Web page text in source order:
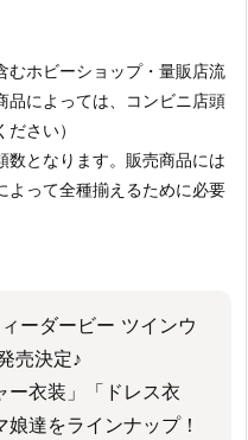
むホビーショップ・量販店流
品によっては、コンビニ店頭
さい）
数となります。販売商品には
よって全種揃えるために必要
ーダービー ツインウ
売決定♪
ー衣装」「ドレス衣
達をラインナップ！